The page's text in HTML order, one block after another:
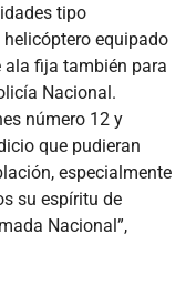
tipo
equipado
ala fija también para
Nacional.
número 12 y
que pudieran
especialmente
su espíritu de
Nacional”,